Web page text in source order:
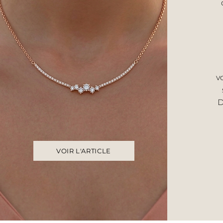
VOIR L'ARTICLE